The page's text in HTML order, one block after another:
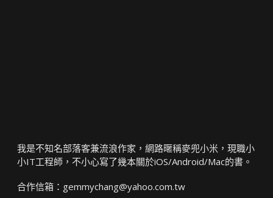
我是不知名部落客兼流浪作家，網路暱稱麥兜小米，現職小
小IT工程師，不小心寫了幾本關於iOS/Android/Mac的書。
合作信箱： gemmychang@yahoo.com.tw